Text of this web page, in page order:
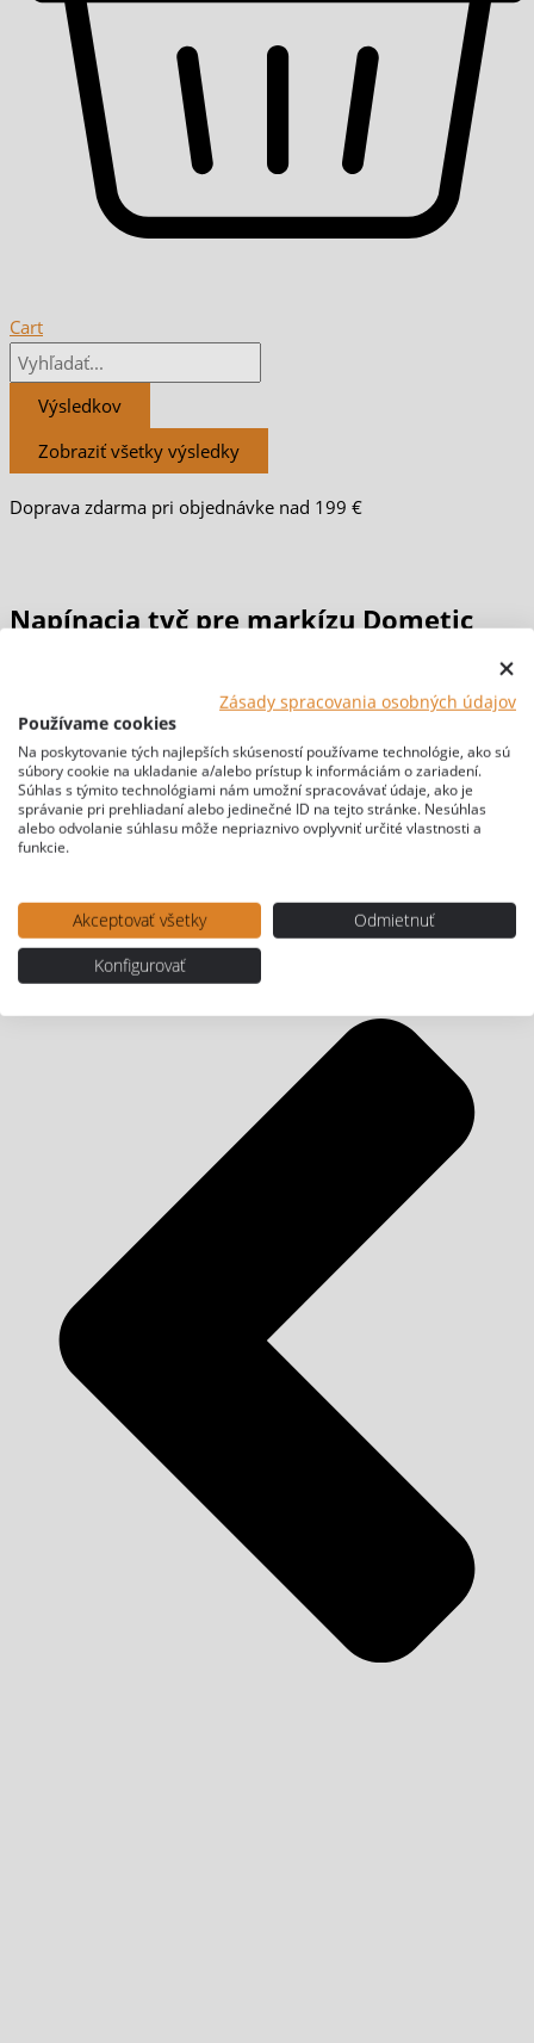
Cart
Výsledkov
Zobraziť všetky výsledky
Doprava zdarma pri objednávke nad 199 €
Napínacia tyč pre markízu Dometic
markízy/ Napínacia tyč pre markízu Dometic
[br-wapl-all]
Zásady spracovania osobných údajov
Používame cookies
Na poskytovanie tých najlepších skúseností používame technológie, ako sú
súbory cookie na ukladanie a/alebo prístup k informáciám o zariadení.
Súhlas s týmito technológiami nám umožní spracovávať údaje, ako je
správanie pri prehliadaní alebo jedinečné ID na tejto stránke. Nesúhlas
alebo odvolanie súhlasu môže nepriaznivo ovplyvniť určité vlastnosti a
funkcie.
Akceptovať všetky
Odmietnuť
Konfigurovať